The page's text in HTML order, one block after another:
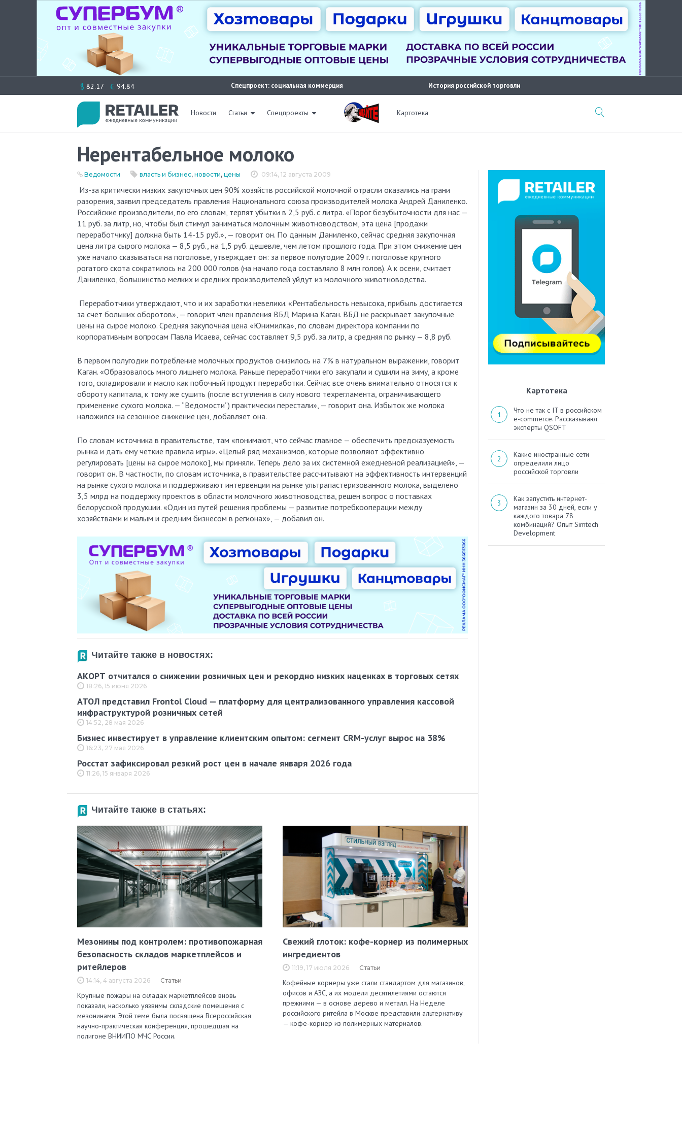
к
$ 82.17 € 94.84 Спецпроект: социальная коммерция История российской торговли
Новости Статьи Спецпроекты Картотека
Нерентабельное молоко
09:14, 12 августа 2009
Ведомости власть и бизнес, новости, цены
Из-за критически низких закупочных цен 90% хозяйств российской молочной отрасли оказались на грани
разорения, заявил председатель правления Национального союза производителей молока Андрей Даниленко.
Российские производители, по его словам, терпят убытки в 2,5 руб. с литра. «Порог безубыточности для нас —
11 руб. за литр, но, чтобы был стимул заниматься молочным животноводством, эта цена [продажи
переработчику] должна быть 14-15 руб.», — говорит он. По данным Даниленко, сейчас средняя закупочная
цена литра сырого молока — 8,5 руб., на 1,5 руб. дешевле, чем летом прошлого года. При этом снижение цен
уже начало сказываться на поголовье, утверждает он: за первое полугодие 2009 г. поголовье крупного
рогатого скота сократилось на 200 000 голов (на начало года составляло 8 млн голов). А к осени, считает
Даниленко, большинство мелких и средних производителей уйдут из молочного животноводства.
Переработчики утверждают, что и их заработки невелики. «Рентабельность невысока, прибыль достигается
за счет больших оборотов», — говорит член правления ВБД Марина Каган. ВБД не раскрывает закупочные
цены на сырое молоко. Средняя закупочная цена «Юнимилка», по словам директора компании по
корпоративным вопросам Павла Исаева, сейчас составляет 9,5 руб. за литр, а средняя по рынку — 8,8 руб.
В первом полугодии потребление молочных продуктов снизилось на 7% в натуральном выражении, говорит
Каган. «Образовалось много лишнего молока. Раньше переработчики его закупали и сушили на зиму, а кроме
того, складировали и масло как побочный продукт переработки. Сейчас все очень внимательно относятся к
обороту капитала, к тому же сушить (после вступления в силу нового техрегламента, ограничивающего
применение сухого молока. — “Ведомости”) практически перестали», — говорит она. Избыток же молока
наложился на сезонное снижение цен, добавляет она.
По словам источника в правительстве, там «понимают, что сейчас главное — обеспечить предсказуемость
рынка и дать ему четкие правила игры». «Целый ряд механизмов, которые позволяют эффективно
регулировать [цены на сырое молоко], мы приняли. Теперь дело за их системной ежедневной реализацией», —
говорит он. В частности, по словам источника, в правительстве рассчитывают на эффективность интервенций
на рынке сухого молока и поддерживают интервенции на рынке ультрапастеризованного молока, выделено
3,5 млрд на поддержку проектов в области молочного животноводства, решен вопрос о поставках
белорусской продукции. «Один из путей решения проблемы — развитие потребкооперации между
хозяйствами и малым и средним бизнесом в регионах», — добавил он.
Читайте также в новостях:
АКОРТ отчитался о снижении розничных цен и рекордно низких наценках в торговых сетях
18:26, 15 июня 2026
АТОЛ представил Frontol Cloud — платформу для централизованного управления кассовой
инфраструктурой розничных сетей
14:52, 28 мая 2026
Бизнес инвестирует в управление клиентским опытом: сегмент CRM-услуг вырос на 38%
16:23, 27 мая 2026
Росстат зафиксировал резкий рост цен в начале января 2026 года
11:26, 15 января 2026
Читайте также в статьях:
Мезонины под контролем: противопожарная
безопасность складов маркетплейсов и
ритейлеров
14:14, 4 августа 2026 Статьи
Крупные пожары на складах маркетплейсов вновь
показали, насколько уязвимы складские помещения с
мезонинами. Этой теме была посвящена Всероссийская
научно-практическая конференция, прошедшая на
полигоне ВНИИПО МЧС России.
Свежий глоток: кофе-корнер из полимерных
ингредиентов
11:19, 17 июля 2026 Статьи
Кофейные корнеры уже стали стандартом для магазинов,
офисов и АЗС, а их модели десятилетиями остаются
прежними — в основе дерево и металл. На Неделе
российского ритейла в Москве представили альтернативу
— кофе-корнер из полимерных материалов.
Картотека
Что не так с IT в российском
e-commerce. Рассказывают
эксперты QSOFT
Какие иностранные сети
определили лицо
российской торговли
Как запустить интернет-
магазин за 30 дней, если у
каждого товара 78
комбинаций? Опыт Simtech
Development